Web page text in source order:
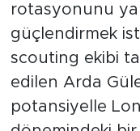
rotasyonunu
güçlendirmek
scouting ekibi
edilen Arda
potansiyelle